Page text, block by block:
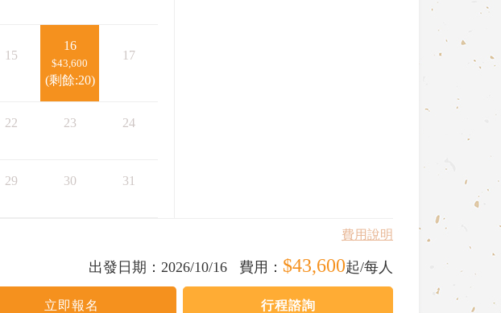
15
16
$43,600
(剩餘:20)
17
22 23 24
29 30 31
費用說明
出發日期： 2026/10/16 費用： $43,600起/每人
立即報名 行程諮詢